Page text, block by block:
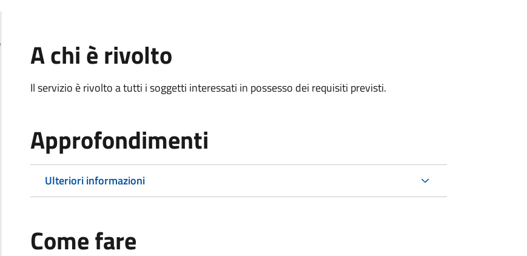
A chi è rivolto
Il servizio è rivolto a tutti i soggetti interessati in possesso dei requisiti previsti.
Approfondimenti
Ulteriori informazioni
Come fare